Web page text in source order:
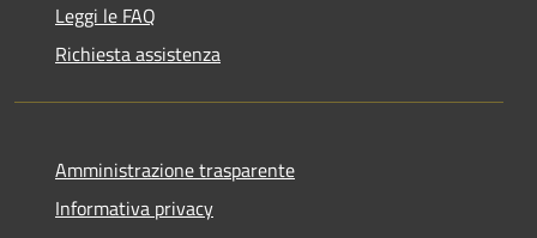
Leggi le FAQ
Richiesta assistenza
Amministrazione trasparente
Informativa privacy